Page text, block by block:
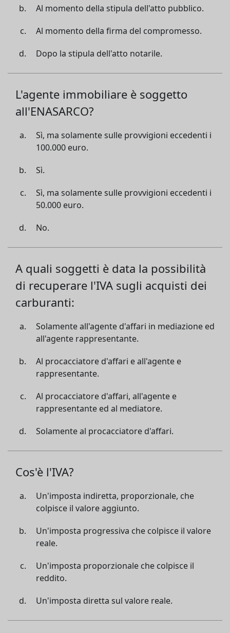
Al momento della stipula dell'atto pubblico.
Al momento della firma del compromesso.
Dopo la stipula dell'atto notarile.
L'agente immobiliare è soggetto
all'ENASARCO?
Sì, ma solamente sulle provvigioni eccedenti i
100.000 euro.
Sì.
Sì, ma solamente sulle provvigioni eccedenti i
50.000 euro.
No.
A quali soggetti è data la possibilità
di recuperare l'IVA sugli acquisti dei
carburanti:
Solamente all'agente d'affari in mediazione ed
all'agente rappresentante.
Al procacciatore d'affari e all'agente e
rappresentante.
Al procacciatore d'affari, all'agente e
rappresentante ed al mediatore.
Solamente al procacciatore d'affari.
Cos'è l'IVA?
Un'imposta indiretta, proporzionale, che
colpisce il valore aggiunto.
Un'imposta progressiva che colpisce il valore
reale.
Un'imposta proporzionale che colpisce il
reddito.
Un'imposta diretta sul valore reale.